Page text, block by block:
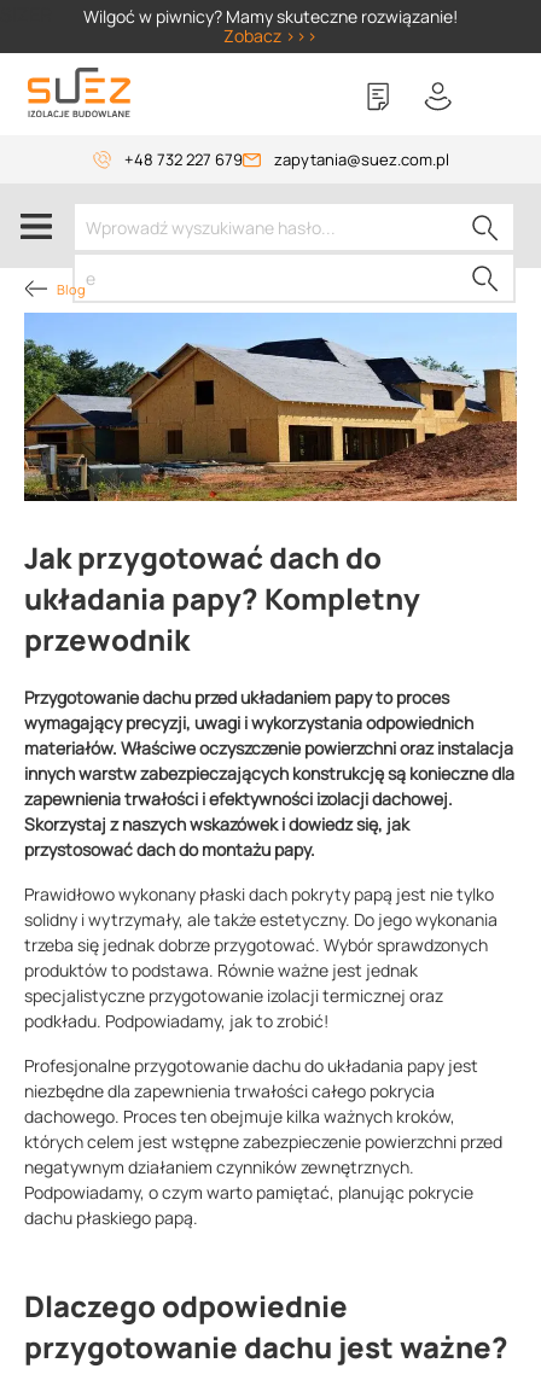
Wilgoć w piwnicy? Mamy skuteczne rozwiązanie!
Zobacz >>>
+48 732 227 679 zapytania@suez.com.pl
Blog
Jak przygotować dach do
układania papy? Kompletny
przewodnik
Przygotowanie dachu przed układaniem papy to proces
wymagający precyzji, uwagi i wykorzystania odpowiednich
materiałów. Właściwe oczyszczenie powierzchni oraz instalacja
innych warstw zabezpieczających konstrukcję są konieczne dla
zapewnienia trwałości i efektywności izolacji dachowej.
Skorzystaj z naszych wskazówek i dowiedz się, jak
przystosować dach do montażu papy.
Prawidłowo wykonany płaski dach pokryty papą jest nie tylko
solidny i wytrzymały, ale także estetyczny. Do jego wykonania
trzeba się jednak dobrze przygotować. Wybór sprawdzonych
produktów to podstawa. Równie ważne jest jednak
specjalistyczne przygotowanie izolacji termicznej oraz
podkładu. Podpowiadamy, jak to zrobić!
Profesjonalne przygotowanie dachu do układania papy jest
niezbędne dla zapewnienia trwałości całego pokrycia
dachowego. Proces ten obejmuje kilka ważnych kroków,
których celem jest wstępne zabezpieczenie powierzchni przed
negatywnym działaniem czynników zewnętrznych.
Podpowiadamy, o czym warto pamiętać, planując pokrycie
dachu płaskiego papą.
Dlaczego odpowiednie
przygotowanie dachu jest ważne?